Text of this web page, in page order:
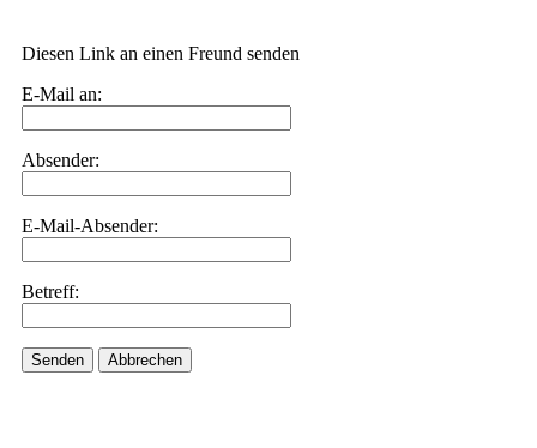
Diesen Link an einen Freund senden
E-Mail an:
Absender:
E-Mail-Absender:
Betreff:
Senden Abbrechen